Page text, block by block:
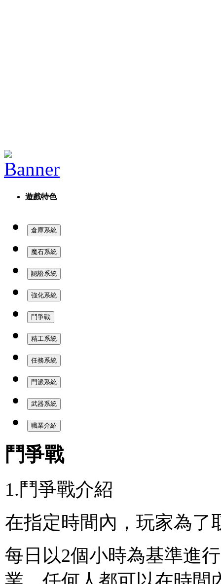
遊戲特色
倉庫系統
魔石系統
認證系統
強化系統
鬥爭戰
精工系統
任務系統
門派系統
武器系統
職業介紹
鬥爭戰
1.鬥爭戰介紹
在指定時間內，玩家為了
每日以2個小時為基準進